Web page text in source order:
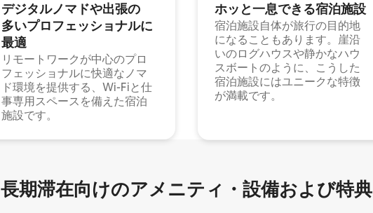
デジタルノマドや出⁠張⁠の
多⁠いプ⁠ロ⁠フ⁠ェ⁠ッ⁠シ⁠ョ⁠ナ⁠ル⁠に
最⁠適
リモートワークが中心のプロ
フェッショナルに快適なノマ
ド環境を提供する、Wi-Fiと仕
事専用スペースを備えた宿泊
施設です。
ホッと一⁠息⁠で⁠き⁠る宿⁠泊施⁠設
宿泊施設自体が旅行の目的地
になることもあります。崖沿
いのログハウスや静かなハウ
スボートのように、こうした
宿泊施設にはユニークな特徴
が満載です。
長期滞在向け⁠のア⁠メ⁠ニ⁠テ⁠ィ⁠・設⁠備⁠および特⁠典